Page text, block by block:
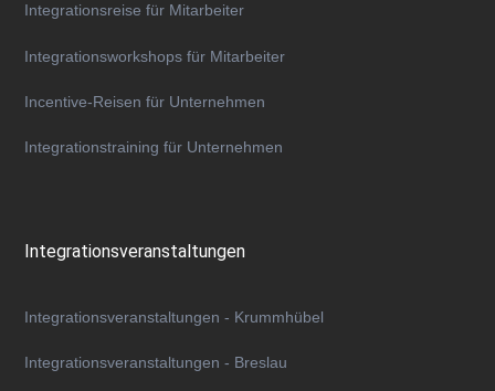
Integrationsreise für Mitarbeiter
Integrationsworkshops für Mitarbeiter
Incentive-Reisen für Unternehmen
Integrationstraining für Unternehmen
Integrationsveranstaltungen
Integrationsveranstaltungen - Krummhübel
Integrationsveranstaltungen - Breslau